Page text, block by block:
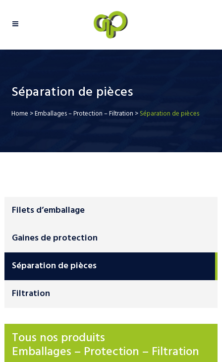
Séparation de pièces
Home >Emballages – Protection – Filtration >Séparation de pièces
Filets d’emballage
Gaines de protection
Séparation de pièces
Filtration
Tous nos produits
Emballages – Protection – Filtration